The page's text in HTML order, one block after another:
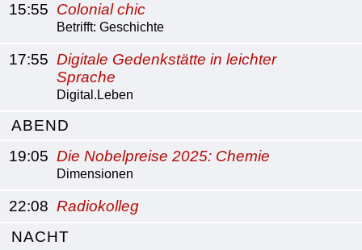
15:55 Colonial chic
Betrifft: Geschichte
17:55 Digitale Gedenkstätte in leichter
Sprache
Digital.Leben
ABEND
19:05 Die Nobelpreise 2025: Chemie
Dimensionen
22:08 Radiokolleg
NACHT